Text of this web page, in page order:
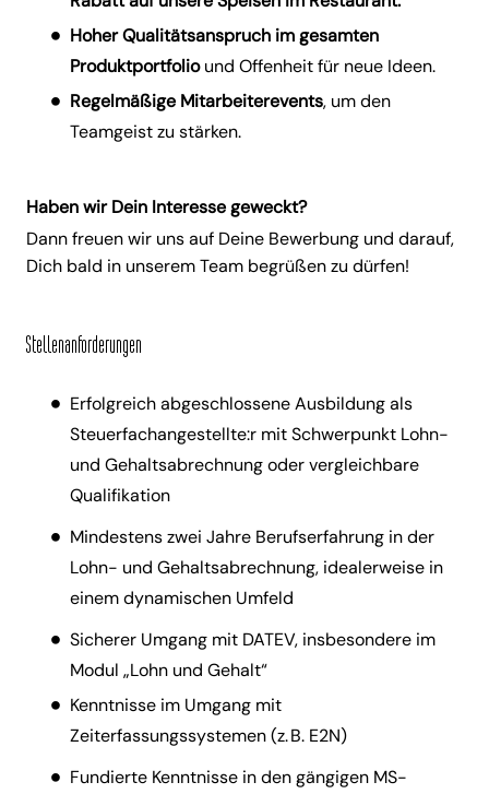
Hoher Qualitätsanspruch im gesamten
Produktportfoliound Offenheit für neue Ideen.
Regelmäßige Mitarbeiterevents, um den
Teamgeist zu stärken.
Haben wir Dein Interesse geweckt?
Dann freuen wir uns auf Deine Bewerbung und darauf,
Dich bald in unserem Team begrüßen zu dürfen!
Stellenanforderungen
Erfolgreich abgeschlossene Ausbildung als
Steuerfachangestellte:r mit Schwerpunkt Lohn-
und Gehaltsabrechnung oder vergleichbare
Qualifikation
Mindestens zwei Jahre Berufserfahrung in der
Lohn- und Gehaltsabrechnung, idealerweise in
einem dynamischen Umfeld
Sicherer Umgang mit DATEV, insbesondere im
Modul „Lohn und Gehalt“
Kenntnisse im Umgang mit
Zeiterfassungssystemen (z. B. E2N)
Fundierte Kenntnisse in den gängigen MS-